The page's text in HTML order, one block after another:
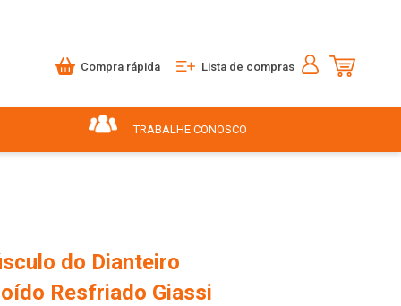
Compra rápida Lista de compras
TRABALHE CONOSCO
do Dianteiro
Resfriado Giassi